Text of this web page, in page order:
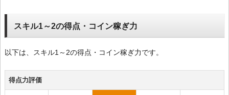
スキル1～2の得点・コイン稼ぎ力
以下は、スキル1～2の得点・コイン稼ぎ力です。
得点力評価